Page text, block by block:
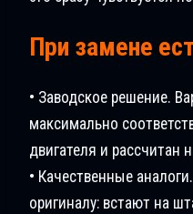
При замене
• Заводское решение.
максимально
двигателя и рассчитан
• Качественные
оригиналу: встают на